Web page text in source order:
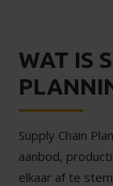
WAT IS
Supply Chain
aanbod,
elkaar af te